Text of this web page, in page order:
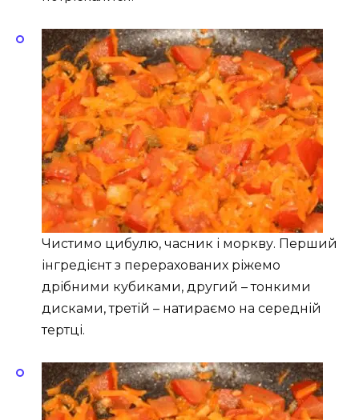
Чистимо цибулю, часник і моркву. Перший
інгредієнт з перерахованих ріжемо
дрібними кубиками, другий – тонкими
дисками, третій – натираємо на середній
тертці.